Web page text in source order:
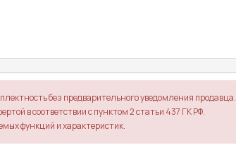
без предварительного уведомления продавца.
в соответствии с пунктом 2 статьи 437 ГК РФ.
функций и характеристик.